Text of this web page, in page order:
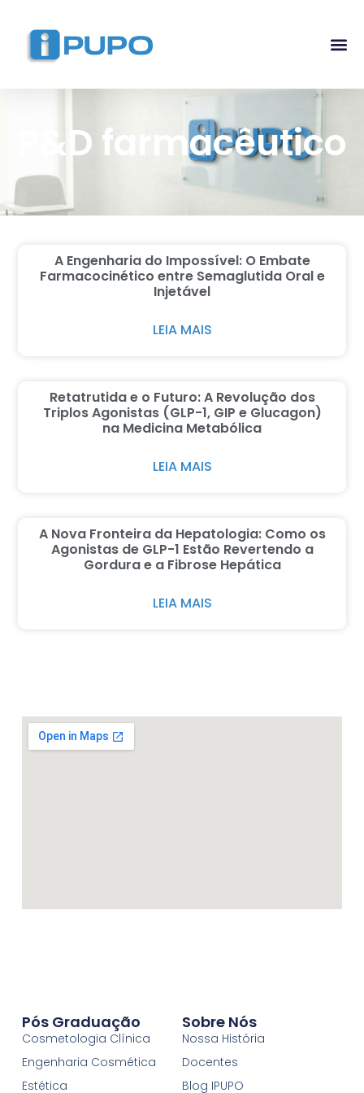
P&D farmacêutico
A Engenharia do Impossível: O Embate
Farmacocinético entre Semaglutida Oral e
Injetável
LEIA MAIS
Retatrutida e o Futuro: A Revolução dos
Triplos Agonistas (GLP-1, GIP e Glucagon)
na Medicina Metabólica
LEIA MAIS
A Nova Fronteira da Hepatologia: Como os
Agonistas de GLP-1 Estão Revertendo a
Gordura e a Fibrose Hepática
LEIA MAIS
Pós Graduação
Cosmetologia Clínica
Engenharia Cosmética
Estética
Sobre Nós
Nossa História
Docentes
Blog IPUPO